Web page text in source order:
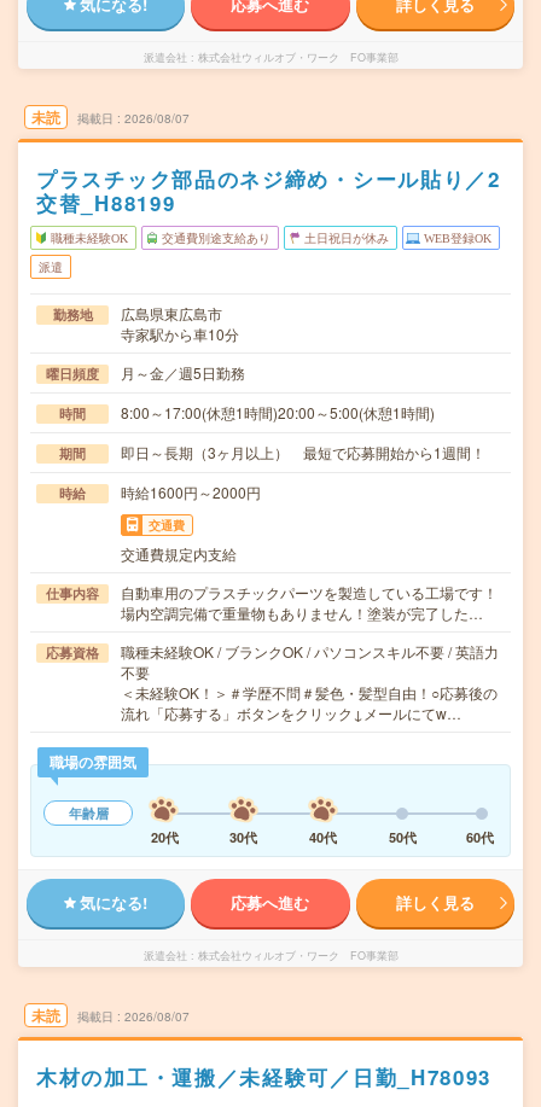
派遣会社 株式会社ウィルオブ・ワーク FO事業部
未読 掲載日 2026/08/07
プラスチック部品のネジ締め・シール貼り／2
交替_H88199
職種未経験OK 交通費別途支給あり 土日祝日が休み WEB登録OK
派遣
勤務地
広島県東広島市
寺家駅から車10分
曜日頻度 月～金／週5日勤務
時間 8:00～17:00(休憩1時間)20:00～5:00(休憩1時間)
期間 即日～長期（3ヶ月以上） 最短で応募開始から1週間！
時給 時給1600円～2000円
交通費
交通費規定内支給
仕事内容
自動車用のプラスチックパーツを製造している工場です！
場内空調完備で重量物もありません！塗装が完了した…
応募資格
職種未経験OK / ブランクOK / パソコンスキル不要 / 英語力
不要
＜未経験OK！＞＃学歴不問＃髪色・髪型自由！○応募後の
流れ「応募する」ボタンをクリック↓メールにてw…
職場の雰囲気
年齢層
20代
30代 40代 50代 60代
気になる! 応募へ進む 詳しく見る
派遣会社 株式会社ウィルオブ・ワーク FO事業部
未読 掲載日 2026/08/07
木材の加工・運搬／未経験可／日勤_H78093